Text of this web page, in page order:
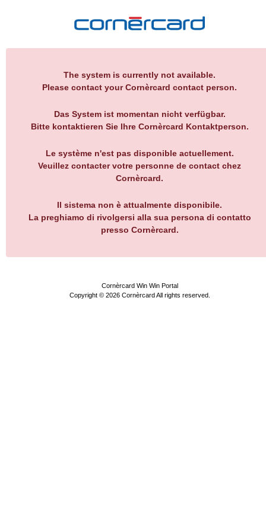
The system is currently not available.
Please contact your Cornèrcard contact person.
Das System ist momentan nicht verfügbar.
Bitte kontaktieren Sie Ihre Cornèrcard Kontaktperson.
Le système n'est pas disponible actuellement.
Veuillez contacter votre personne de contact chez
Cornèrcard.
Il sistema non è attualmente disponibile.
La preghiamo di rivolgersi alla sua persona di contatto
presso Cornèrcard.
Cornèrcard Win Win Portal
Copyright © 2026 Cornèrcard All rights reserved.